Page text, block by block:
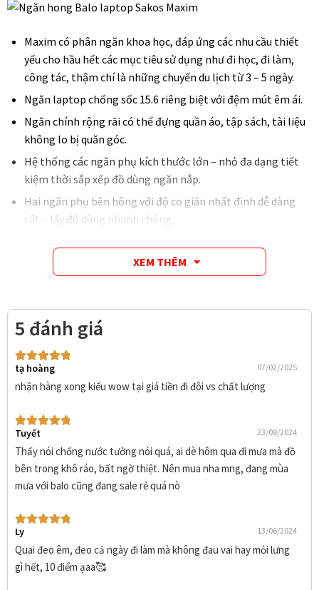
Maxim có phân ngăn khoa học, đáp ứng các nhu cầu thiết
yếu cho hầu hết các mục tiêu sử dụng như đi học, đi làm,
công tác, thậm chí là những chuyến du lịch từ 3 – 5 ngày.
Ngăn laptop chống sốc 15.6 riêng biệt với đệm mút êm ái.
Ngăn chính rộng rãi có thể đựng quần áo, tập sách, tài liệu
không lo bị quăn góc.
Hệ thống các ngăn phụ kích thước lớn – nhỏ đa dạng tiết
kiệm thời sắp xếp đồ dùng ngăn nắp.
Hai ngăn phụ bên hông với độ co giãn nhất định dễ dàng
cất – lấy đồ dùng nhanh chóng.
XEM THÊM
5 đánh giá
Được xếp
hạng
5 5 sao
tạ hoàng 07/02/2025
nhận hàng xong kiểu wow tại giá tiền đi đôi vs chất lượng
Được xếp
hạng
5 sao
Tuyết 23/08/2024
Thấy nói chống nước tưởng nói quá, ai dè hôm qua đi mưa mà đồ
bên trong khô ráo, bất ngờ thiệt. Nên mua nha mng, đang mùa
mưa với balo cũng đang sale rẻ quá nò
Được xếp
hạng
5 5 sao
Ly 13/06/2024
Quai đeo êm, đeo cả ngày đi làm mà không đau vai hay mỏi lưng
gì hết, 10 điểm ạaa🥰